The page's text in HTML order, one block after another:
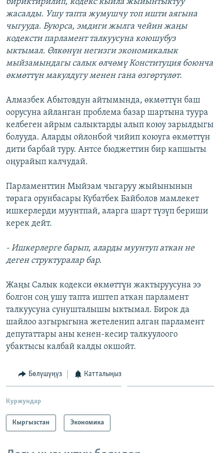
жасалды. Ушу тапта жумушчу топ ишти аягына
чыгууда. Буюрса, эмдиги жылга чейин жаңы
кодексти парламент талкуусуна коюшубуз
ыктымал. Өлкөнүн негизги экономикалык
мыйзамындагы салык өлчөмү Конституция боюнча
өкмөттүн макулдугу менен гана өзгөртүлөт.
Алмазбек Абытовдун айтымында, өкмөттүн баш
оорусуна айланган проблема базар шартына туура
келбеген айрым салыктарды алып коюу зарылдыгы
болууда. Аларды ойлонбой чийип коюуга өкмөттүн
дити барбай туру. Антсе бюджеттин бир капшыты
оңурайып калчудай.
Парламенттин Мыйзам чыгаруу жыйынынын
төрага орунбасары Кубатбек Байболов мамлекет
ишкерлерди муунтпай, аларга шарт түзүп бериши
керек дейт.
- Ишкерлерге барып, аларды муунтуп аткан не
деген структуралар бар.
Жаңы Салык кодекси өкмөттүн жактыруусуна ээ
болгон соң ушу тапта иштеп аткан парламент
талкуусуна сунушталышы ыктымал. Бирок да
шайлоо азгырыгына жетеленип алган парламент
депутаттары аны кенен-кесир талкуулоого
убактысы калбай калды окшойт.
Бөлүшүңүз Катталыңыз
Куржундар
Кыргызстан Экономика